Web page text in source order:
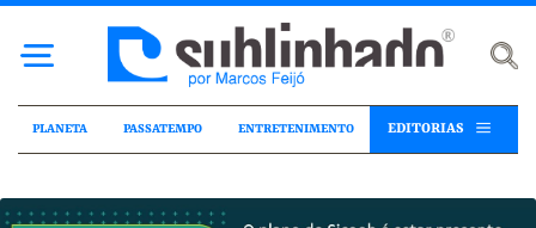
PLANETA PASSATEMPO ENTRETENIMENTO EDITORIAS